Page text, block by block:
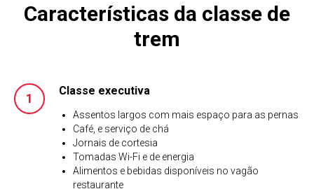
Características da classe de
trem
Classe executiva
Assentos largos com mais espaço para as pernas
Café, e serviço de chá
Jornais de cortesia
Tomadas Wi-Fi e de energia
Alimentos e bebidas disponíveis no vagão
restaurante